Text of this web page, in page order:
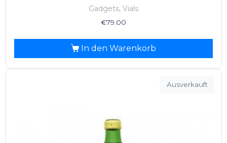
Gadgets, Vials
€79.00
In den Warenkorb
Ausverkauft